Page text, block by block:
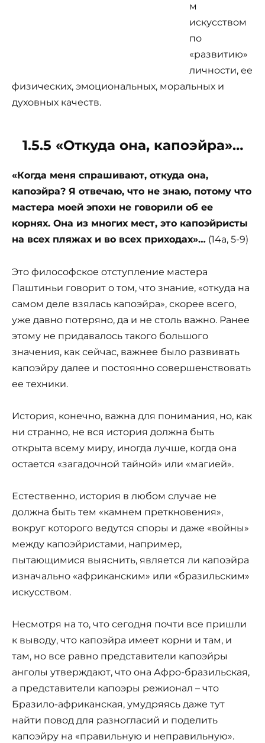
м
искусством
по
«развитию»
личности, ее
физических, эмоциональных, моральных и
духовных качеств.
1.5.5 «Откуда она, капоэйра»…
«Когда меня спрашивают, откуда она,
капоэйра? Я отвечаю, что не знаю, потому что
мастера моей эпохи не говорили об ее
корнях. Она из многих мест, это капоэйристы
на всех пляжах и во всех приходах»… (14а, 5-9)
Это философское отступление мастера
Паштиньи говорит о том, что знание, «откуда на
самом деле взялась капоэйра», скорее всего,
уже давно потеряно, да и не столь важно. Ранее
этому не придавалось такого большого
значения, как сейчас, важнее было развивать
капоэйру далее и постоянно совершенствовать
ее техники.
История, конечно, важна для понимания, но, как
ни странно, не вся история должна быть
открыта всему миру, иногда лучше, когда она
остается «загадочной тайной» или «магией».
Естественно, история в любом случае не
должна быть тем «камнем преткновения»,
вокруг которого ведутся споры и даже «войны»
между капоэйристами, например,
пытающимися выяснить, является ли капоэйра
изначально «африканским» или «бразильским»
искусством.
Несмотря на то, что сегодня почти все пришли
к выводу, что капоэйра имеет корни и там, и
там, но все равно представители капоэйры
анголы утверждают, что она Афро-бразильская,
а представители капоэры режионал – что
Бразило-африканская, умудряясь даже тут
найти повод для разногласий и поделить
капоэйру на «правильную и неправильную».